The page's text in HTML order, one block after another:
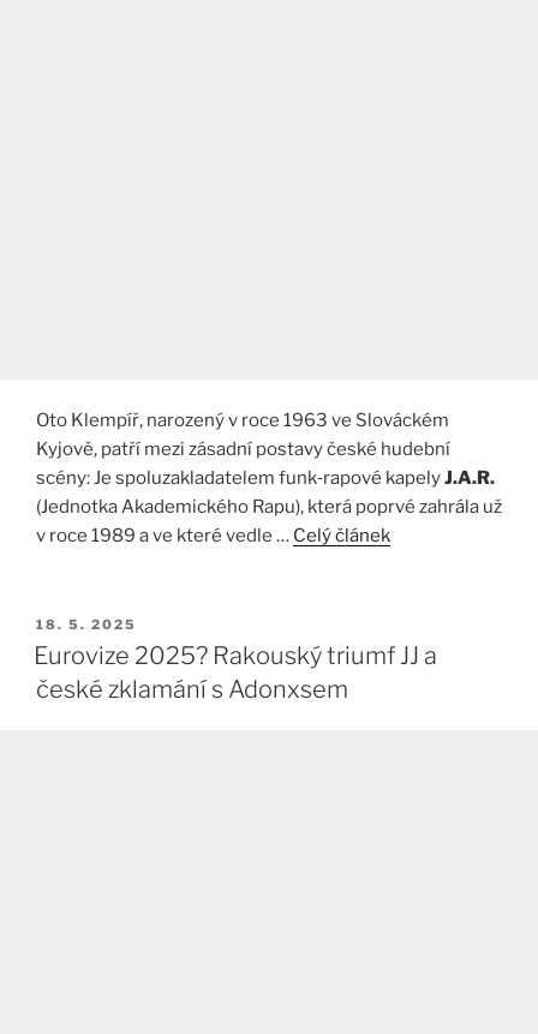
Oto Klempíř, narozený v roce 1963 ve Slováckém
Kyjově, patří mezi zásadní postavy české hudební
scény: Je spoluzakladatelem funk‑rapové kapelyJ.A.R.
(Jednotka Akademického Rapu), která poprvé zahrála už
v roce 1989 a ve které vedle … Celý článek
PUBLIKOVÁNO
18. 5. 2025
Eurovize 2025? Rakouský triumf JJ a
české zklamání s Adonxsem